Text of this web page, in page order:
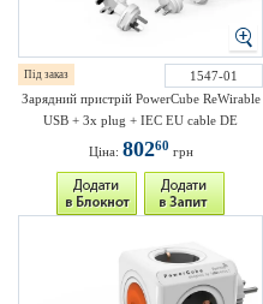
Під заказ
1547-01
Зарядний пристрій PowerCube ReWirable
USB + 3x plug + IEC EU cable DE
Ціна: 80260 грн